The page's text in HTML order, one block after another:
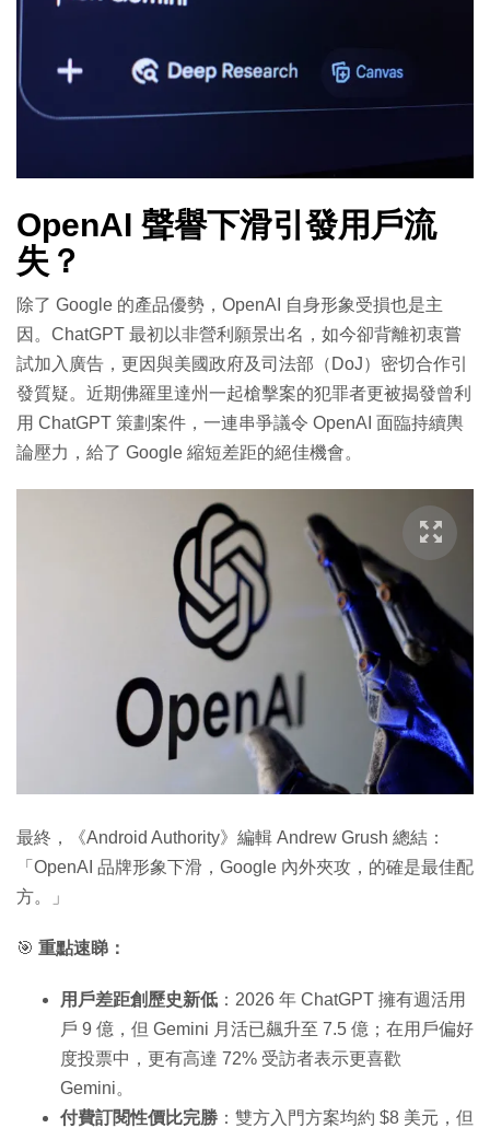
OpenAI 聲譽下滑引發用戶流
失？
除了 Google 的產品優勢，OpenAI 自身形象受損也是主
因。ChatGPT 最初以非營利願景出名，如今卻背離初衷嘗
試加入廣告，更因與美國政府及司法部（DoJ）密切合作引
發質疑。 近期佛羅里達州一起槍擊案的犯罪者更被揭發曾利
用 ChatGPT 策劃案件， 一連串爭議令 OpenAI 面臨持續輿
論壓力，給了 Google 縮短差距的絕佳機會。
最終，《Android Authority》編輯 Andrew Grush 總結：
「OpenAI 品牌形象下滑，Google 內外夾攻，的確是最佳配
方。」
🎯 重點速睇：
用戶差距創歷史新低 ：2026 年 ChatGPT 擁有週活用
戶 9 億，但 Gemini 月活已飆升至 7.5 億；在用戶偏好
度投票中，更有高達 72% 受訪者表示更喜歡
Gemini。
付費訂閱性價比完勝 ：雙方入門方案均約 $8 美元，但